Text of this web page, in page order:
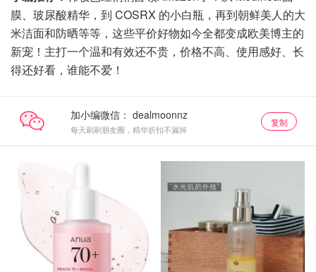
膜、玻尿酸精华，到 COSRX 的小白瓶，再到朝鲜美人的大
米洁面和防晒等等，这些平价好物如今全都变成欧美博主的
新宠！主打一个温和有效还不贵，价格不高、使用感好、长
得还好看，谁能不爱！
加小编微信：
每天刷刷朋友圈，精华折扣不漏掉
复制